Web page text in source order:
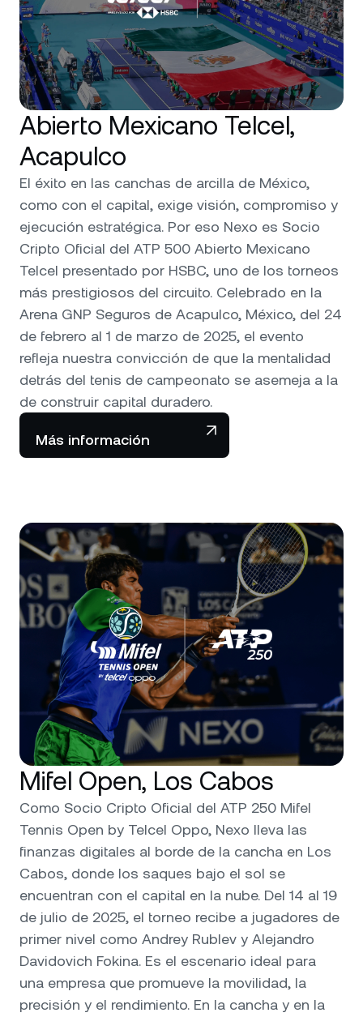
Abierto Mexicano Telcel,
Acapulco
El éxito en las canchas de arcilla de México,
como con el capital, exige visión, compromiso y
ejecución estratégica. Por eso Nexo es Socio
Cripto Oficial del ATP 500 Abierto Mexicano
Telcel presentado por HSBC, uno de los torneos
más prestigiosos del circuito. Celebrado en la
Arena GNP Seguros de Acapulco, México, del 24
de febrero al 1 de marzo de 2025, el evento
refleja nuestra convicción de que la mentalidad
detrás del tenis de campeonato se asemeja a la
de construir capital duradero.
Más información
Mifel Open, Los Cabos
Como Socio Cripto Oficial del ATP 250 Mifel
Tennis Open by Telcel Oppo, Nexo lleva las
finanzas digitales al borde de la cancha en Los
Cabos, donde los saques bajo el sol se
encuentran con el capital en la nube. Del 14 al 19
de julio de 2025, el torneo recibe a jugadores de
primer nivel como Andrey Rublev y Alejandro
Davidovich Fokina. Es el escenario ideal para
una empresa que promueve la movilidad, la
precisión y el rendimiento. En la cancha y en la